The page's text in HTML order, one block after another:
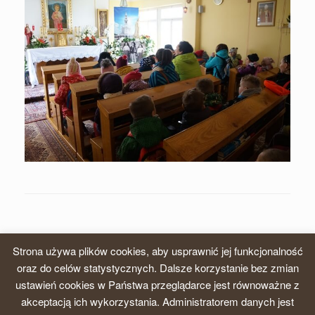
© 2026, Zgromadzenie Sióstr Karmelitanek Dzieciątka Jezus, Prowincja
krakowska
Strona używa plików cookies, aby usprawnić jej funkcjonalność
oraz do celów statystycznych. Dalsze korzystanie bez zmian
ustawień cookies w Państwa przeglądarce jest równoważne z
akceptacją ich wykorzystania. Administratorem danych jest